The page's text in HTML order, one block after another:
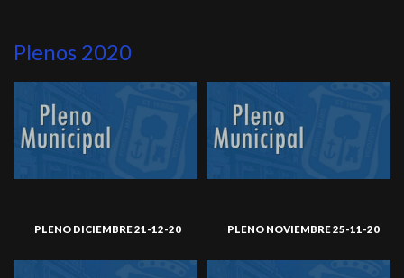
Plenos 2020
PLENO DICIEMBRE 21-12-20 PLENO NOVIEMBRE 25-11-20